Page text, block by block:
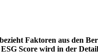
Faktoren aus den
Score wird in der